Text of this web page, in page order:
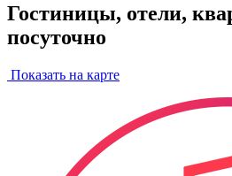
Гостиницы, отели,
посуточно
Показать на карте